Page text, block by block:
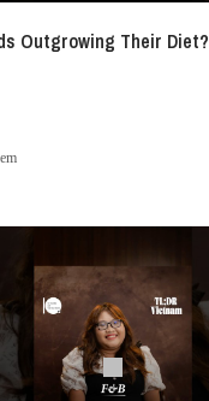
Outgrowing Their Diet?